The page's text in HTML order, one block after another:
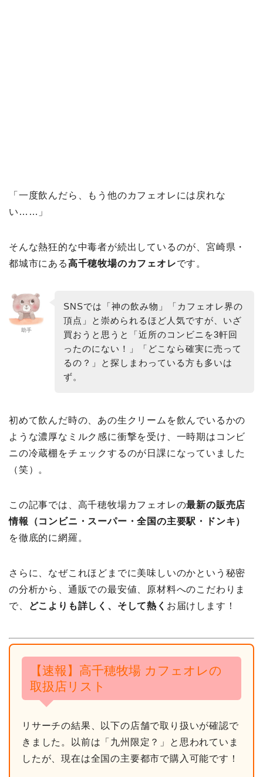
「一度飲んだら、もう他のカフェオレには戻れな
い……」
そんな熱狂的な中毒者が続出しているのが、宮崎県・
都城市にある高千穂牧場のカフェオレです。
助手
SNSでは「神の飲み物」「カフェオレ界の
頂点」と崇められるほど人気ですが、いざ
買おうと思うと「近所のコンビニを3軒回
ったのにない！」「どこなら確実に売って
るの？」と探しまわっている方も多いは
ず。
初めて飲んだ時の、あの生クリームを飲んでいるかの
ような濃厚なミルク感に衝撃を受け、一時期はコンビ
ニの冷蔵棚をチェックするのが日課になっていました
（笑）。
この記事では、高千穂牧場カフェオレの最新の販売店
情報（コンビニ・スーパー・全国の主要駅・ドンキ）
を徹底的に網羅。
さらに、なぜこれほどまでに美味しいのかという秘密
の分析から、通販での最安値、原材料へのこだわりま
で、
どこよりも詳しく、そして熱く お届けします！
【速報】高千穂牧場 カフェオレの
取扱店リスト
リサーチの結果、以下の店舗で取り扱いが確認で
きました。以前は「九州限定？」と思われていま
したが、現在は全国の主要都市で購入可能です！